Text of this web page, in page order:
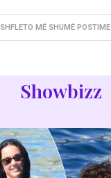
SHFLETO MË SHUMË POSTIME
Showbizz